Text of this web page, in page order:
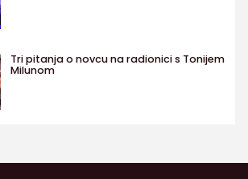
Tri pitanja o novcu na radionici s Tonijem
Milunom